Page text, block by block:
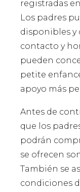
registradas
Los padres
disponibles y
contacto y
pueden
petite
apoyo más
Antes de
que los
podrán
se ofrecen
También se
condiciones